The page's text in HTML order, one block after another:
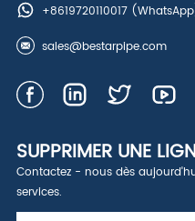
+8619720110017
sales@bestarpipe.com
SUPPRIMER UNE
Contactez - nous dès
services.